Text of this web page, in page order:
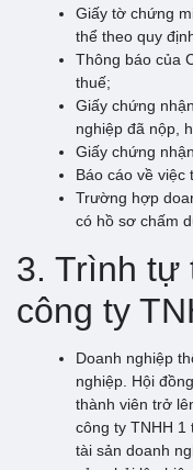
Giấy tờ chứng
thể theo quy
Thông báo của
thuế;
Giấy chứng
nghiệp đã nộp,
Giấy chứng
Báo cáo về việc
Trường hợp
có hồ sơ chấm
3. Trình tự
công ty
Doanh nghiệp
nghiệp. Hội
thành viên trở
công ty TNHH 1
tài sản doanh